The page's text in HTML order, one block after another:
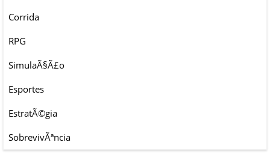
Corrida
RPG
SimulaÃ§Ã£o
Esportes
EstratÃ©gia
SobrevivÃªncia